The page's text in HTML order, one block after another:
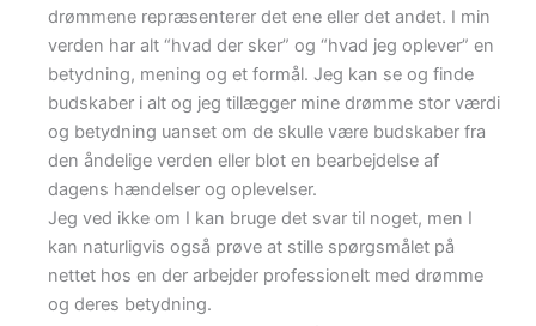
drømmene repræsenterer det ene eller det andet. I min
verden har alt “hvad der sker” og “hvad jeg oplever” en
betydning, mening og et formål. Jeg kan se og finde
budskaber i alt og jeg tillægger mine drømme stor værdi
og betydning uanset om de skulle være budskaber fra
den åndelige verden eller blot en bearbejdelse af
dagens hændelser og oplevelser.
Jeg ved ikke om I kan bruge det svar til noget, men I
kan naturligvis også prøve at stille spørgsmålet på
nettet hos en der arbejder professionelt med drømme
og deres betydning.